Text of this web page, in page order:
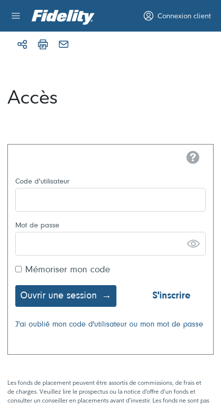
Connexion client
Accès
Help
Code d'utilisateur
Mot de passe
Mémoriser mon code
Ouvrir une session S'inscrire
J'ai oublié mon code d'utilisateur ou mon mot de passe
Les fonds de placement peuvent être assortis de commissions, de frais et
de charges. Veuillez lire le prospectus ou la notice d’offre d’un fonds et
consulter un conseiller en placements avant d’investir. Les fonds ne sont pas